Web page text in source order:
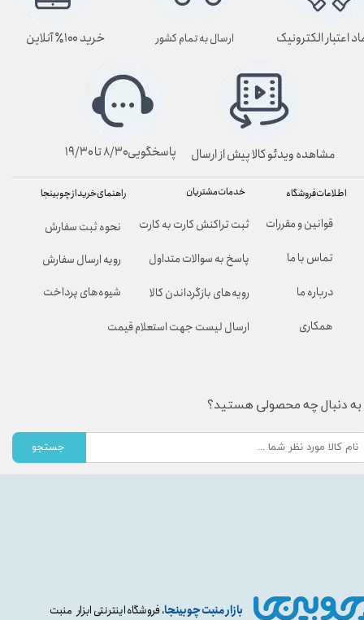
بازار منبت چوبینجا، فروشگاه اینترنتی ابزار منبت
راهنمای خرید از چوبینجا
نحوه ثبت سفارش
رویه ارسال سفارش
شیوه‌های پرداخت
خدمات مشتریان
ثبت تراکنش کارت به کارت
پاسخ به سوالات متداول
رویه‌های بازگرداندن کالا
ارسال لیست جهت استعلام قیمت
اطلاعات فروشگاه
قوانین و مقررات
تماس با ما
درباره ما
همکاری
به دنبال چه محصولی هستید؟
جستجو
ارسال به تمام کشور
پاسخگویی۸/۳۰ تا ۱۹/۳۰
اعتبار الکترونیک خرید ۱۰۰٪ آنلاین
مشاهده ویدئو کالا پیش از ارسال